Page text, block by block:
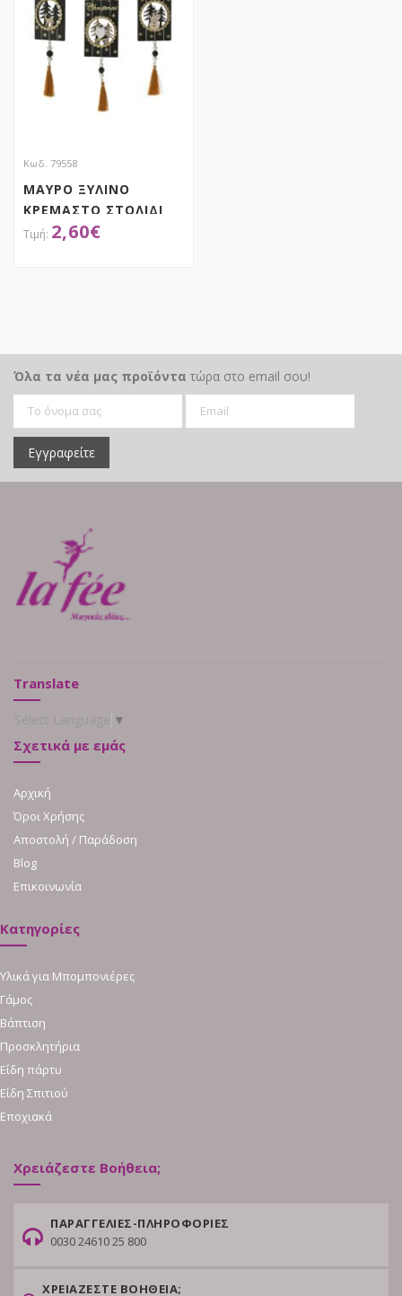
Κωδ. 79558
ΜΑΥΡΟ ΞΥΛΙΝΟ
ΚΡΕΜΑΣΤΟ ΣΤΟΛΙΔΙ
ΤΑΜΠΕΛΑ ΜΕ ΦΟΥΝΤΑ
2,60€
Όλα τα νέα μας προϊόντα τώρα στο email σου!
Εγγραφείτε
Translate
▼
Σχετικά με εμάς
Αρχική
Όροι Χρήσης
Αποστολή / Παράδοση
Blog
Επικοινωνία
Κατηγορίες
Υλικά για Μπομπονιέρες
Γάμος
Βάπτιση
Προσκλητήρια
Είδη πάρτυ
Είδη Σπιτιού
Εποχιακά
Χρειάζεστε Βοήθεια;
ΠΑΡΑΓΓΕΛΙΕΣ-ΠΛΗΡΟΦΟΡΙΕΣ
0030 24610 25 800
ΧΡΕΙΑΖΕΣΤΕ ΒΟΗΘΕΙΑ;